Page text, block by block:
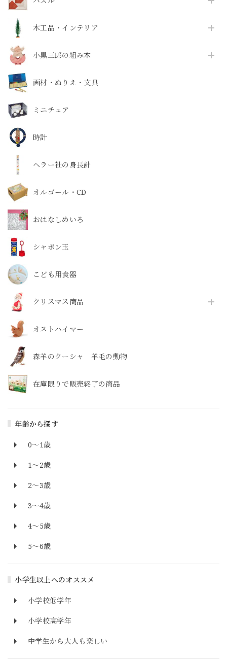
木工品・インテリア
小黒三郎の組み木
画材・ぬりえ・文具
ミニチュア
時計
ヘラー社の身長計
オルゴール・CD
おはなしめいろ
シャボン玉
こども用食器
クリスマス商品
オストハイマー
森羊のクーシャ 羊毛の動物
在庫限りで販売終了の商品
年齢から探す
0～1歳
1～2歳
2～3歳
3～4歳
4～5歳
5～6歳
小学生以上へのオススメ
小学校低学年
小学校高学年
中学生から大人も楽しい